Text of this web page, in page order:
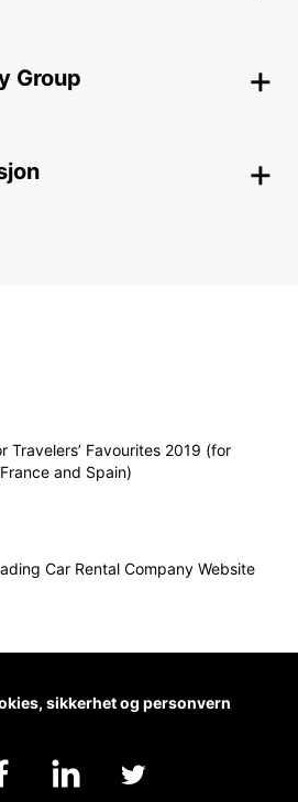
Group
Travelers’ Favourites 2019 (for
and Spain)
Car Rental Company Website
sikkerhet og personvern